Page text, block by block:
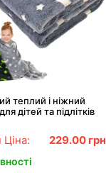
теплий і ніжний
дітей та підлітків
229.00 грн